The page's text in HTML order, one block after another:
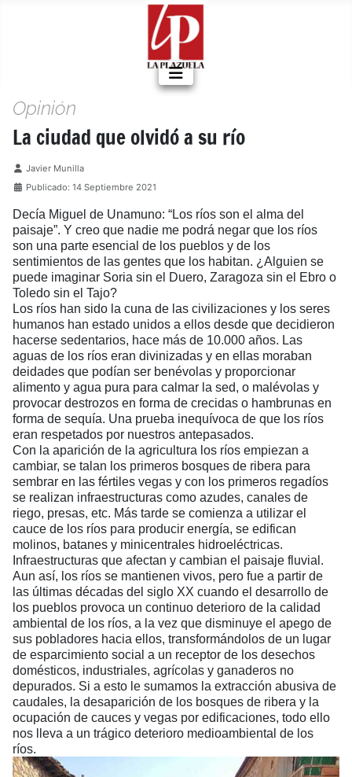
Opinión
La ciudad que olvidó a su río
Detalles
Javier Munilla
Publicado: 14 Septiembre 2021
Decía Miguel de Unamuno: “Los ríos son el alma del
paisaje”. Y creo que nadie me podrá negar que los ríos
son una parte esencial de los pueblos y de los
sentimientos de las gentes que los habitan. ¿Alguien se
puede imaginar Soria sin el Duero, Zaragoza sin el Ebro o
Toledo sin el Tajo?
Los ríos han sido la cuna de las civilizaciones y los seres
humanos han estado unidos a ellos desde que decidieron
hacerse sedentarios, hace más de 10.000 años. Las
aguas de los ríos eran divinizadas y en ellas moraban
deidades que podían ser benévolas y proporcionar
alimento y agua pura para calmar la sed, o malévolas y
provocar destrozos en forma de crecidas o hambrunas en
forma de sequía. Una prueba inequívoca de que los ríos
eran respetados por nuestros antepasados.
Con la aparición de la agricultura los ríos empiezan a
cambiar, se talan los primeros bosques de ribera para
sembrar en las fértiles vegas y con los primeros regadíos
se realizan infraestructuras como azudes, canales de
riego, presas, etc. Más tarde se comienza a utilizar el
cauce de los ríos para producir energía, se edifican
molinos, batanes y minicentrales hidroeléctricas.
Infraestructuras que afectan y cambian el paisaje fluvial.
Aun así, los ríos se mantienen vivos, pero fue a partir de
las últimas décadas del siglo XX cuando el desarrollo de
los pueblos provoca un continuo deterioro de la calidad
ambiental de los ríos, a la vez que disminuye el apego de
sus pobladores hacia ellos, transformándolos de un lugar
de esparcimiento social a un receptor de los desechos
domésticos, industriales, agrícolas y ganaderos no
depurados. Si a esto le sumamos la extracción abusiva de
caudales, la desaparición de los bosques de ribera y la
ocupación de cauces y vegas por edificaciones, todo ello
nos lleva a un trágico deterioro medioambiental de los
ríos.